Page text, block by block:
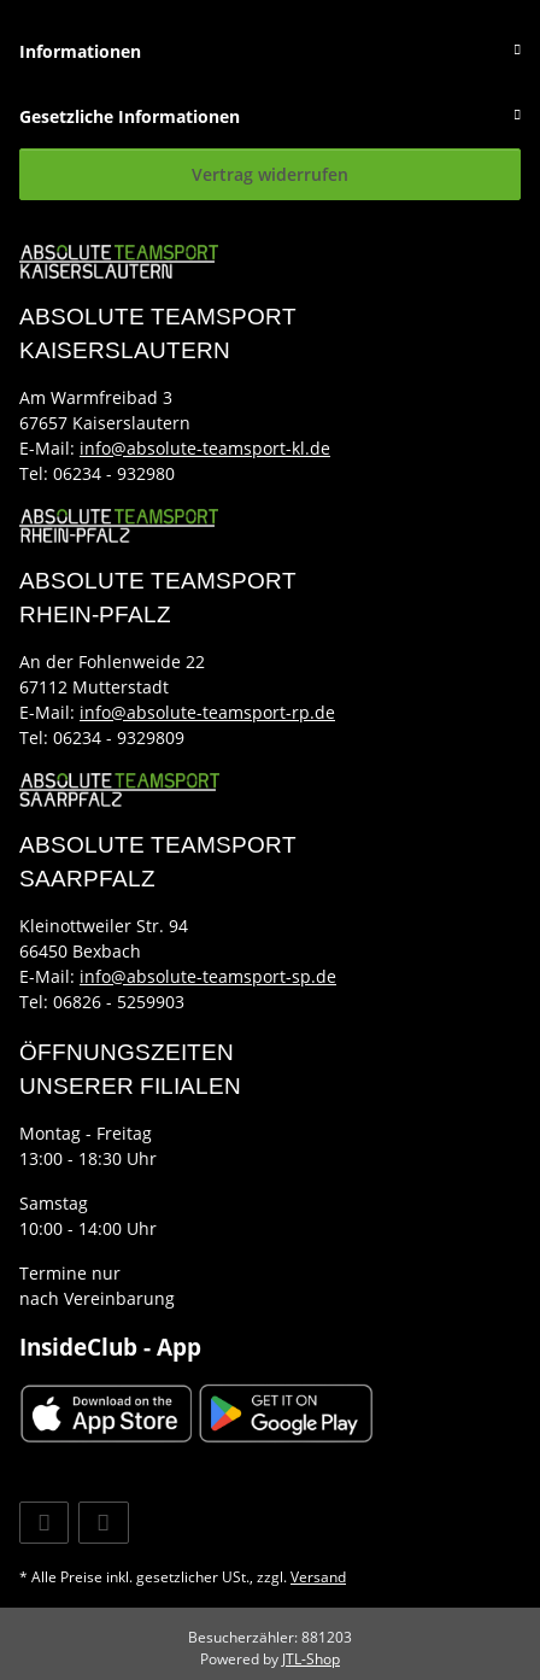
Informationen
Gesetzliche Informationen
Vertrag widerrufen
ABSOLUTE TEAMSPORT
KAISERSLAUTERN
Am Warmfreibad 3
67657 Kaiserslautern
E-Mail: info@absolute-teamsport-kl.de
Tel: 06234 - 932980
ABSOLUTE TEAMSPORT
RHEIN-PFALZ
An der Fohlenweide 22
67112 Mutterstadt
E-Mail: info@absolute-teamsport-rp.de
Tel: 06234 - 9329809
ABSOLUTE TEAMSPORT
SAARPFALZ
Kleinottweiler Str. 94
66450 Bexbach
E-Mail: info@absolute-teamsport-sp.de
Tel: 06826 - 5259903
ÖFFNUNGSZEITEN
UNSERER FILIALEN
Montag - Freitag
13:00 - 18:30 Uhr
Samstag
10:00 - 14:00 Uhr
Termine nur
nach Vereinbarung
InsideClub - App
* Alle Preise inkl. gesetzlicher USt., zzgl.Versand
Besucherzähler: 881203
Powered by JTL-Shop